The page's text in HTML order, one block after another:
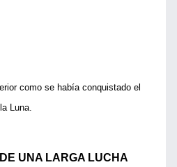
como se había conquistado el
Luna.
UNA LARGA LUCHA